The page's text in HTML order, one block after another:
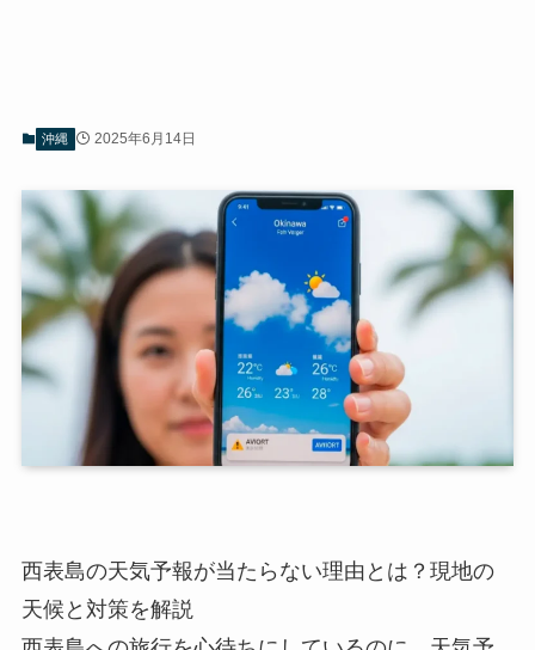
沖縄 2025年6月14日
西表島の天気予報が当たらない理由とは？現地の
天候と対策を解説